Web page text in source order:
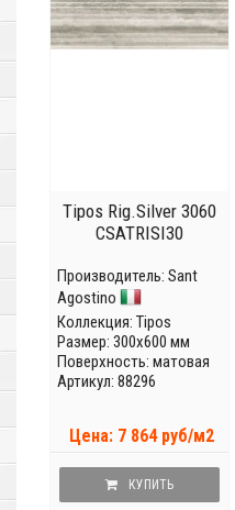
Tipos Rig.Silver 3060
CSATRISI30
Производитель: Sant
Agostino
Коллекция: Tipos
Размер: 300x600 мм
Поверхность: матовая
Артикул: 88296
Цена: 7 864 руб/м2
КУПИТЬ